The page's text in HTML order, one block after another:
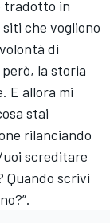
tradotto in
che vogliono
di
la storia
E allora mi
stai
rilanciando
screditare
Quando scrivi